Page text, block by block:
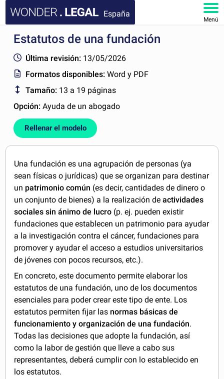
España
Menú
INICIO
DOCUMENTOS
FAQ
MI CUENTA
Estatutos de una fundación
Última revisión: 13/05/2026
Formatos disponibles:Word y PDF
Tamaño: 13 a 19 páginas
Opción:Ayuda de un abogado
Rellenar el modelo
Una fundación es una agrupación de personas (ya
sean físicas o jurídicas) que se organizan para destinar
un patrimonio común (es decir, cantidades de dinero o
un conjunto de bienes) a la realización deactividades
sociales sin ánimo de lucro (p. ej. pueden existir
fundaciones que establecen un patrimonio para ayudar
a la investigación contra el cáncer, fundaciones para
promover y ayudar el acceso a estudios universitarios
de jóvenes con pocos recursos, etc.).
En concreto, este documento permite elaborar los
estatutos de una fundación, uno de los documentos
esenciales para poder crear este tipo de ente. Los
estatutos permiten fijar las normas básicas de
funcionamiento y organización de una fundación.
Todas las decisiones que adopte la fundación, así
como la labor de gestión que lleve a cabo sus
representantes, deberá cumplir con lo establecido en
los estatutos.